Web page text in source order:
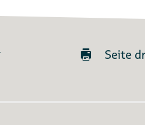
Seite